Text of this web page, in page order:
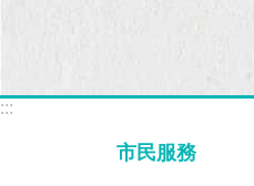
:::
市民服務